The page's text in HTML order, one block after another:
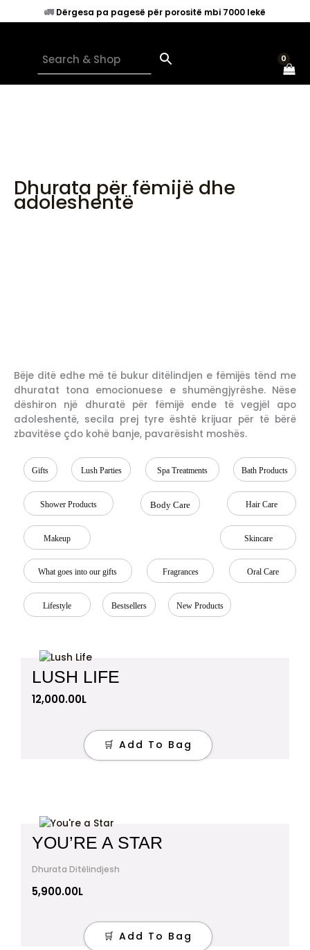
to
🚛Dërgesa pa pagesë për porositë mbi 7000 lekë
Dhurata për fëmijë dhe
adoleshentë
Bëje ditë edhe më të bukur ditëlindjen e fëmijës tënd me
dhuratat tona emocionuese e shumëngjyrëshe. Nëse
dëshiron një dhuratë për fëmijë ende të vegjël apo
adoleshentë, secila prej tyre është krijuar për të bërë
zbavitëse çdo kohë banje, pavarësisht moshës.
Gifts Lush Parties Spa Treatments Bath Products
Shower Products Body Care Hair Care
Makeup Skincare
What goes into our gifts Fragrances Oral Care
Lifestyle Bestsellers New Products
LUSH LIFE
12,000.00L
🛒 Add To Bag
YOU’RE A STAR
Dhurata Ditëlindjesh
5,900.00L
🛒 Add To Bag